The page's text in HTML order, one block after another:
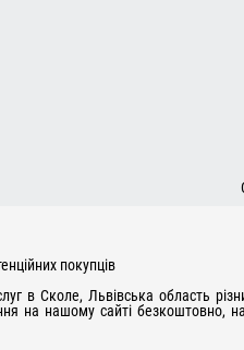
покупців
в Сколе, Львівська область
на нашому сайті безкоштовно,